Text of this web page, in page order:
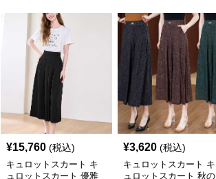
¥15,760 (税込)
キュロットスカート キ
ュロットスカート 優雅
¥3,620 (税込)
キュロットスカート キ
ュロットスカート 秋の